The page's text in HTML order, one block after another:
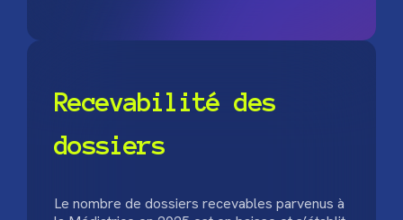
Recevabilité des
dossiers
Le nombre de dossiers recevables parvenus à